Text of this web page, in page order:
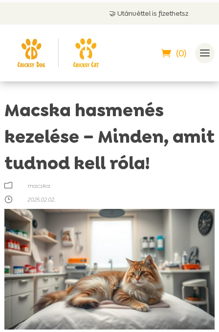
🤝 Utánvéttel is fizethetsz
(0)
Macska hasmenés
kezelése – Minden, amit
tudnod kell róla!
m
macska
}
2025.02.02.